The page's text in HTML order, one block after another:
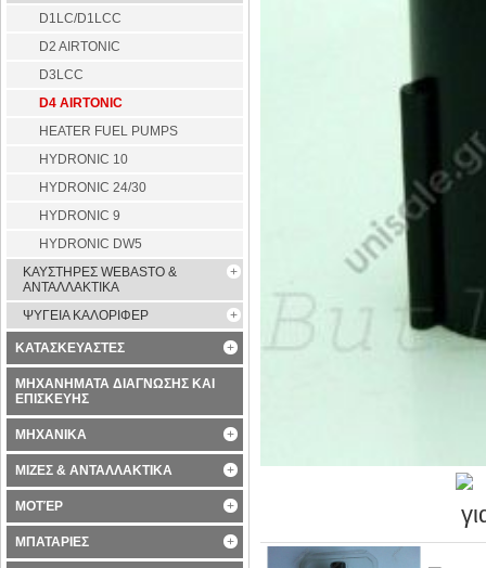
D1LC/D1LCC
D2 AIRTONIC
D3LCC
D4 AIRTONIC
HEATER FUEL PUMPS
HYDRONIC 10
HYDRONIC 24/30
HYDRONIC 9
HYDRONIC DW5
ΚΑΥΣΤΗΡΕΣ WEBASTO &
ΑΝΤΑΛΛΑΚΤΙΚΑ
ΨΥΓΕΙΑ ΚΑΛΟΡΙΦΕΡ
ΚΑΤΑΣΚΕΥΑΣΤΕΣ
ΜΗΧΑΝΗΜΑΤΑ ΔΙΑΓΝΩΣΗΣ ΚΑΙ
ΕΠΙΣΚΕΥΗΣ
ΜΗΧΑΝΙΚΑ
ΜΙΖΕΣ & ΑΝΤΑΛΛΑΚΤΙΚΑ
ΜΟΤΈΡ
ΜΠΑΤΑΡΙΕΣ